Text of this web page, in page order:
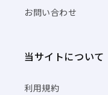
お問い合わせ
当サイトについて
利用規約